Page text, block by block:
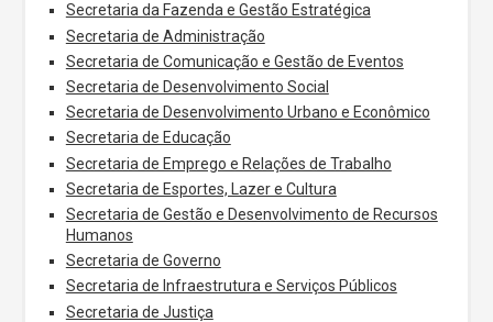
Secretaria da Fazenda e Gestão Estratégica
Secretaria de Administração
Secretaria de Comunicação e Gestão de Eventos
Secretaria de Desenvolvimento Social
Secretaria de Desenvolvimento Urbano e Econômico
Secretaria de Educação
Secretaria de Emprego e Relações de Trabalho
Secretaria de Esportes, Lazer e Cultura
Secretaria de Gestão e Desenvolvimento de Recursos
Humanos
Secretaria de Governo
Secretaria de Infraestrutura e Serviços Públicos
Secretaria de Justiça